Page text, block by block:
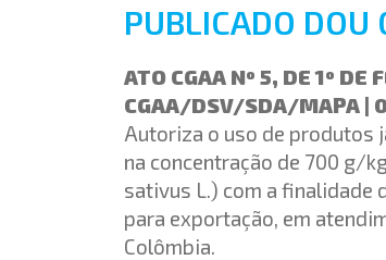
PUBLICADO
ATO CGAA Nº 5, DE 1º DE
CGAA/DSV/SDA/MAPA
Autoriza o uso de produtos
na concentração de 700 g/
sativus L.) com a finalidade
para exportação, em
Colômbia.